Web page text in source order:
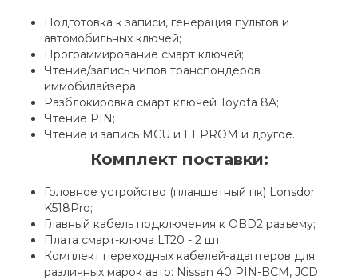
Подготовка к записи, генерация пультов и
автомобильных ключей;
Программирование смарт ключей;
Чтение/запись чипов транспондеров
иммобилайзера;
Разблокировка смарт ключей Toyota 8A;
Чтение PIN;
Чтение и запись MCU и EEPROM и другое.
Комплект поставки:
Головное устройство (планшетный пк) Lonsdor
K518Pro;
Главный кабель подключения к OBD2 разъему;
Плата смарт-ключа LT20 - 2 шт
Комплект переходных кабелей-адаптеров для
различных марок авто: Nissan 40 PIN-BCM, JCD